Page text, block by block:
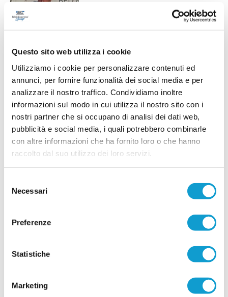
Questo sito web utilizza i cookie
Utilizziamo i cookie per personalizzare contenuti ed
annunci, per fornire funzionalità dei social media e per
analizzare il nostro traffico. Condividiamo inoltre
informazioni sul modo in cui utilizza il nostro sito con i
nostri partner che si occupano di analisi dei dati web,
pubblicità e social media, i quali potrebbero combinarle
con altre informazioni che ha fornito loro o che hanno
raccolto dal suo utilizzo dei loro servizi.
delNecessari
Preferenze
Statistiche
Marketing
in Promozione con la Vigor Castelfidardo.
18/07/2026
FC OSIMO. Ecco Gambacorta: "Accettare è
L'FC Osimo aggiunge esperienza e affidabilità al reparto arretrato con
l'ingaggio di Niccolò Gambacorta, difensore classe 1999 reduce dalla
promozione in Prima Categoria conquistata con il...leggi
17/07/2026
VALLE DEL GIANO FABRIANO. Il mister sarà
ancora Massimiliano Nasoni
certezza: Massimiliano Nasoni (foto) sarà ancora
riconferma fortemente voluta dalla società,
arrivata al termine di una stagione intensa e ricca
di difficoltà, nella quale il tecnico ha saputo